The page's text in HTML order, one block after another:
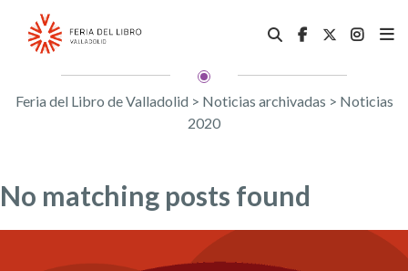
Feria del Libro de Valladolid > Noticias archivadas > Noticias
2020
No matching posts found